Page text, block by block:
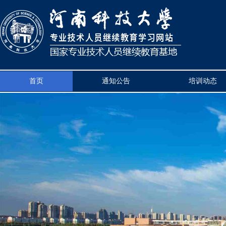
首页 通知公告 培训动态